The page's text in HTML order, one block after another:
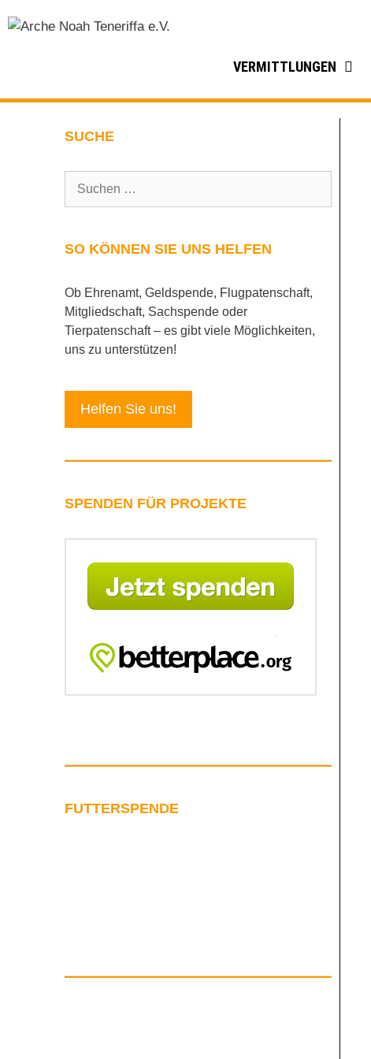
VERMITTLUNGEN
SUCHE
SO KÖNNEN SIE UNS HELFEN
Ob Ehrenamt, Geldspende, Flugpatenschaft,
Mitgliedschaft, Sachspende oder
Tierpatenschaft – es gibt viele Möglichkeiten,
uns zu unterstützen!
Helfen Sie uns!
SPENDEN FÜR PROJEKTE
FUTTERSPENDE